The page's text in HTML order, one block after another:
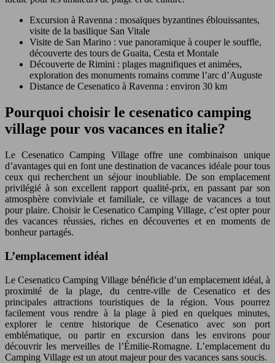
Excursion à Ravenna : mosaïques byzantines éblouissantes,
visite de la basilique San Vitale
Visite de San Marino : vue panoramique à couper le souffle,
découverte des tours de Guaita, Cesta et Montale
Découverte de Rimini : plages magnifiques et animées,
exploration des monuments romains comme l’arc d’Auguste
Distance de Cesenatico à Ravenna : environ 30 km
Pourquoi choisir le cesenatico camping
village pour vos vacances en italie?
Le Cesenatico Camping Village offre une combinaison unique
d’avantages qui en font une destination de vacances idéale pour tous
ceux qui recherchent un séjour inoubliable. De son emplacement
privilégié à son excellent rapport qualité-prix, en passant par son
atmosphère conviviale et familiale, ce village de vacances a tout
pour plaire. Choisir le Cesenatico Camping Village, c’est opter pour
des vacances réussies, riches en découvertes et en moments de
bonheur partagés.
L’emplacement idéal
Le Cesenatico Camping Village bénéficie d’un emplacement idéal, à
proximité de la plage, du centre-ville de Cesenatico et des
principales attractions touristiques de la région. Vous pourrez
facilement vous rendre à la plage à pied en quelques minutes,
explorer le centre historique de Cesenatico avec son port
emblématique, ou partir en excursion dans les environs pour
découvrir les merveilles de l’Émilie-Romagne. L’emplacement du
Camping Village est un atout majeur pour des vacances sans soucis.